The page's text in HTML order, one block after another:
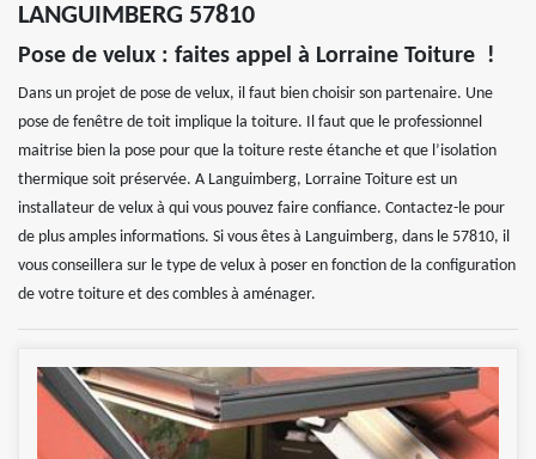
LANGUIMBERG 57810
Pose de velux : faites appel à Lorraine Toiture !
Dans un projet de pose de velux, il faut bien choisir son partenaire. Une
pose de fenêtre de toit implique la toiture. Il faut que le professionnel
maitrise bien la pose pour que la toiture reste étanche et que l’isolation
thermique soit préservée. A Languimberg, Lorraine Toiture est un
installateur de velux à qui vous pouvez faire confiance. Contactez-le pour
de plus amples informations. Si vous êtes à Languimberg, dans le 57810, il
vous conseillera sur le type de velux à poser en fonction de la configuration
de votre toiture et des combles à aménager.